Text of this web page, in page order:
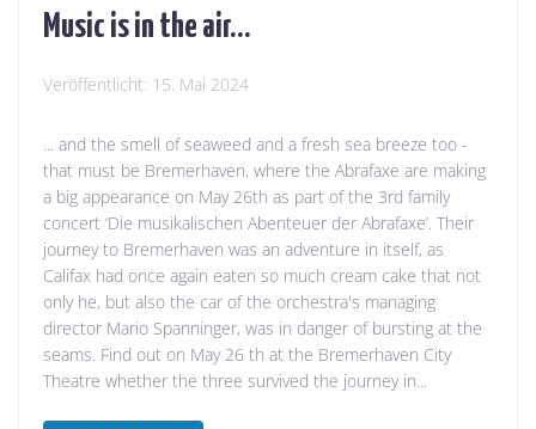
Music is in the air…
Veröffentlicht: 15. Mai 2024
... and the smell of seaweed and a fresh sea breeze too -
that must be Bremerhaven, where the Abrafaxe are making
a big appearance on May 26th as part of the 3rd family
concert ‘Die musikalischen Abenteuer der Abrafaxe’. Their
journey to Bremerhaven was an adventure in itself, as
Califax had once again eaten so much cream cake that not
only he, but also the car of the orchestra's managing
director Mario Spanninger, was in danger of bursting at the
seams. Find out on May 26 th at the Bremerhaven City
Theatre whether the three survived the journey in...